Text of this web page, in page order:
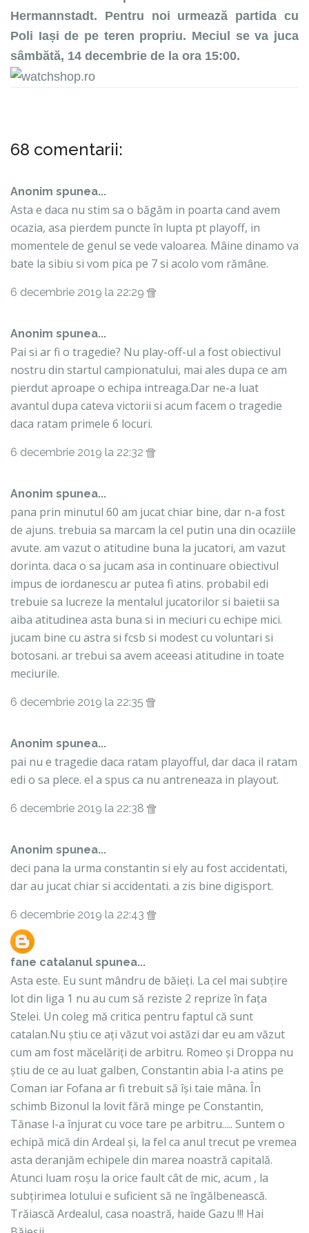
Hermannstadt. Pentru noi urmează partida cu
Poli Iași de pe teren propriu. Meciul se va juca
sâmbătă, 14 decembrie de la ora 15:00.
68 comentarii:
Anonim spunea...
Asta e daca nu stim sa o băgăm in poarta cand avem
ocazia, asa pierdem puncte în lupta pt playoff, in
momentele de genul se vede valoarea. Mâine dinamo va
bate la sibiu si vom pica pe 7 si acolo vom rămâne.
6 decembrie 2019 la 22:29
Anonim spunea...
Pai si ar fi o tragedie? Nu play-off-ul a fost obiectivul
nostru din startul campionatului, mai ales dupa ce am
pierdut aproape o echipa intreaga.Dar ne-a luat
avantul dupa cateva victorii si acum facem o tragedie
daca ratam primele 6 locuri.
6 decembrie 2019 la 22:32
Anonim spunea...
pana prin minutul 60 am jucat chiar bine, dar n-a fost
de ajuns. trebuia sa marcam la cel putin una din ocaziile
avute. am vazut o atitudine buna la jucatori, am vazut
dorinta. daca o sa jucam asa in continuare obiectivul
impus de iordanescu ar putea fi atins. probabil edi
trebuie sa lucreze la mentalul jucatorilor si baietii sa
aiba atitudinea asta buna si in meciuri cu echipe mici.
jucam bine cu astra si fcsb si modest cu voluntari si
botosani. ar trebui sa avem aceeasi atitudine in toate
meciurile.
6 decembrie 2019 la 22:35
Anonim spunea...
pai nu e tragedie daca ratam playofful, dar daca il ratam
edi o sa plece. el a spus ca nu antreneaza in playout.
6 decembrie 2019 la 22:38
Anonim spunea...
deci pana la urma constantin si ely au fost accidentati,
dar au jucat chiar si accidentati. a zis bine digisport.
6 decembrie 2019 la 22:43
fane catalanul spunea...
Asta este. Eu sunt mândru de băieți. La cel mai subțire
lot din liga 1 nu au cum să reziste 2 reprize în fața
Stelei. Un coleg mă critica pentru faptul că sunt
catalan.Nu știu ce ați văzut voi astăzi dar eu am văzut
cum am fost măcelăriți de arbitru. Romeo și Droppa nu
știu de ce au luat galben, Constantin abia l-a atins pe
Coman iar Fofana ar fi trebuit să își taie mâna. În
schimb Bizonul la lovit fără minge pe Constantin,
Tănase l-a înjurat cu voce tare pe arbitru..... Suntem o
echipă mică din Ardeal și, la fel ca anul trecut pe vremea
asta deranjăm echipele din marea noastră capitală.
Atunci luam roșu la orice fault cât de mic, acum , la
subțirimea lotului e suficient să ne îngălbenească.
Trăiască Ardealul, casa noastră, haide Gazu !!! Hai